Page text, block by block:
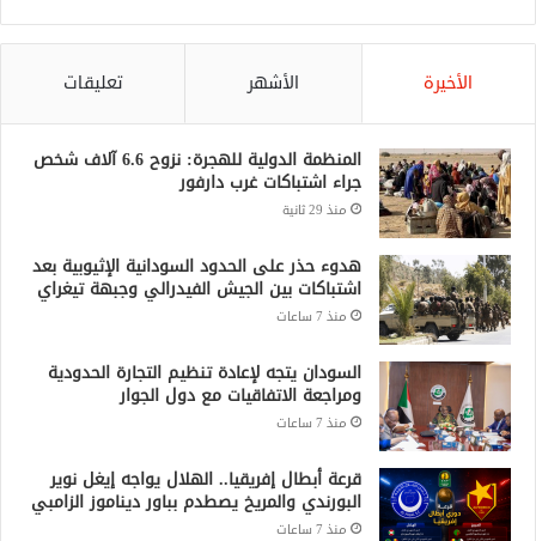
الأخيرة الأشهر تعليقات
المنظمة الدولية للهجرة: نزوح 6.6 آلاف شخص
جراء اشتباكات غرب دارفور
منذ 29 ثانية
هدوء حذر على الحدود السودانية الإثيوبية بعد
اشتباكات بين الجيش الفيدرالي وجبهة تيغراي
منذ 7 ساعات
السودان يتجه لإعادة تنظيم التجارة الحدودية
ومراجعة الاتفاقيات مع دول الجوار
منذ 7 ساعات
قرعة أبطال إفريقيا.. الهلال يواجه إيغل نوير
البورندي والمريخ يصطدم بباور ديناموز الزامبي
منذ 7 ساعات